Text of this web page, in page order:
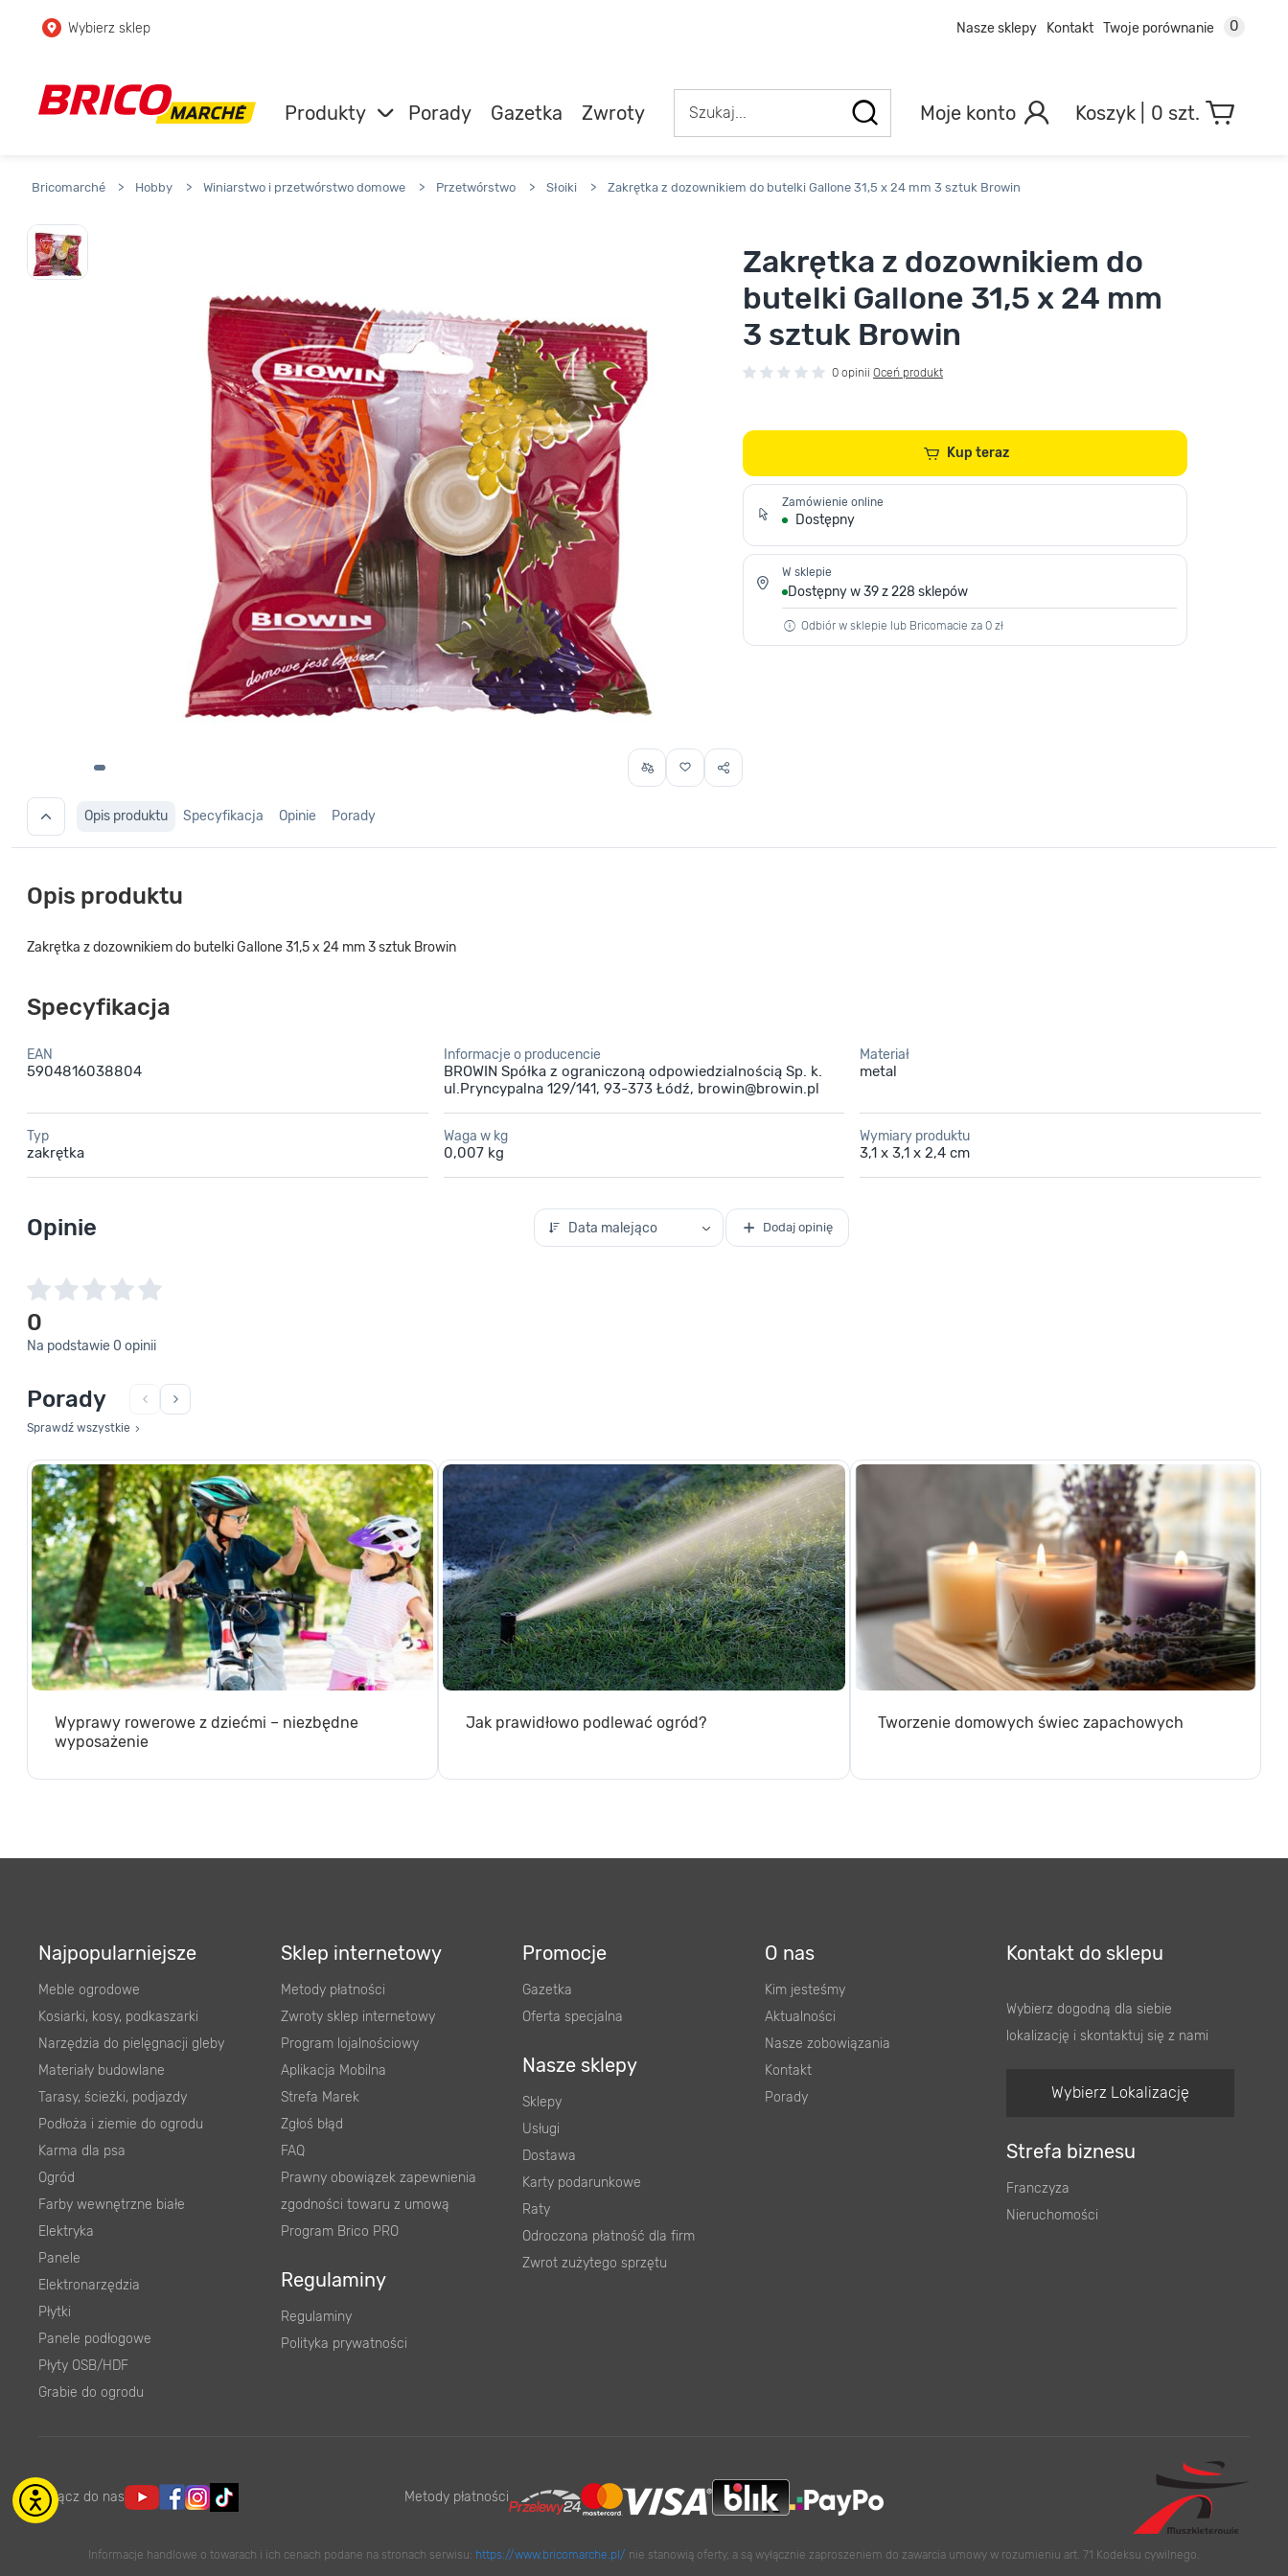
Przejdź do głównej zawartości
Przejdź do wyszukiwarki
Wybierz sklep Nasze sklepy Kontakt Twoje porównanie 0
Produkty Porady Gazetka Zwroty Moje konto 0 szt.
Bricomarché > Hobby > Winiarstwo i przetwórstwo domowe > Przetwórstwo > Słoiki > Zakrętka z dozownikiem do butelki Gallone 31,5 x 24 mm 3 sztuk Browin
Zakrętka z dozownikiem do
butelki Gallone 31,5 x 24 mm
3 sztuk Browin
0 opinii Oceń produkt
Kup teraz
Zamówienie online
Dostępny
W sklepie
Dostępny w 39 z 228 sklepów
Odbiór w sklepie lub Bricomacie za 0 zł
Opis produktu Specyfikacja Opinie Porady
Opis produktu
Zakrętka z dozownikiem do butelki Gallone 31,5 x 24 mm 3 sztuk Browin
Specyfikacja
EAN
5904816038804
Informacje o producencie
BROWIN Spółka z ograniczoną odpowiedzialnością Sp. k.
ul.Pryncypalna 129/141, 93-373 Łódź, browin@browin.pl
Materiał
metal
Typ
zakrętka
Waga w kg
0,007 kg
Wymiary produktu
3,1 x 3,1 x 2,4 cm
Opinie Data malejąco Dodaj opinię
0
Na podstawie 0 opinii
Porady
Sprawdź wszystkie
Wyprawy rowerowe z dziećmi – niezbędne
wyposażenie
Jak prawidłowo podlewać ogród? Tworzenie domowych świec zapachowych
Najpopularniejsze
Meble ogrodowe
Kosiarki, kosy, podkaszarki
Narzędzia do pielęgnacji gleby
Materiały budowlane
Tarasy, ścieżki, podjazdy
Podłoża i ziemie do ogrodu
Karma dla psa
Ogród
Farby wewnętrzne białe
Elektryka
Panele
Elektronarzędzia
Płytki
Panele podłogowe
Płyty OSB/HDF
Grabie do ogrodu
Sklep internetowy
Metody płatności
Zwroty sklep internetowy
Program lojalnościowy
Aplikacja Mobilna
Strefa Marek
Zgłoś błąd
FAQ
Prawny obowiązek zapewnienia
zgodności towaru z umową
Program Brico PRO
Regulaminy
Regulaminy
Polityka prywatności
Promocje
Gazetka
Oferta specjalna
Nasze sklepy
Sklepy
Usługi
Dostawa
Karty podarunkowe
Raty
Odroczona płatność dla firm
Zwrot zużytego sprzętu
O nas
Kim jesteśmy
Aktualności
Nasze zobowiązania
Kontakt
Porady
Kontakt do sklepu
Wybierz dogodną dla siebie
lokalizację i skontaktuj się z nami
Wybierz Lokalizację
Strefa biznesu
Franczyza
Nieruchomości
Dołącz do nas Metody płatności
Informacje handlowe o towarach i ich cenach podane na stronach serwisu: https://www.bricomarche.pl/ nie stanowią oferty, a są wyłącznie zaproszeniem do zawarcia umowy w rozumieniu art. 71 Kodeksu cywilnego.